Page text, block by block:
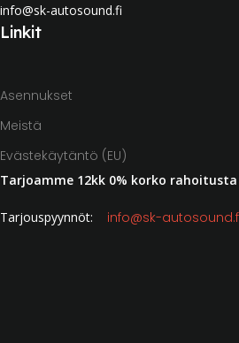
info@sk-autosound.fi
Linkit
Asennukset
Meistä
Evästekäytäntö (EU)
Tarjoamme 12kk 0% korko
Tarjouspyynnöt: info@sk-